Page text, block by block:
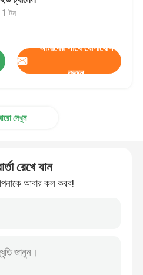
টন
আমাদের সাথে যোগাযোগ
করুন
দেখুন
রেখে যান
আবার কল করব!